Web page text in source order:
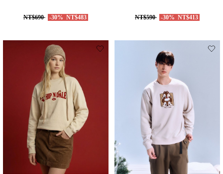
NT$690 -30% NT$483 NT$590 -30% NT$413